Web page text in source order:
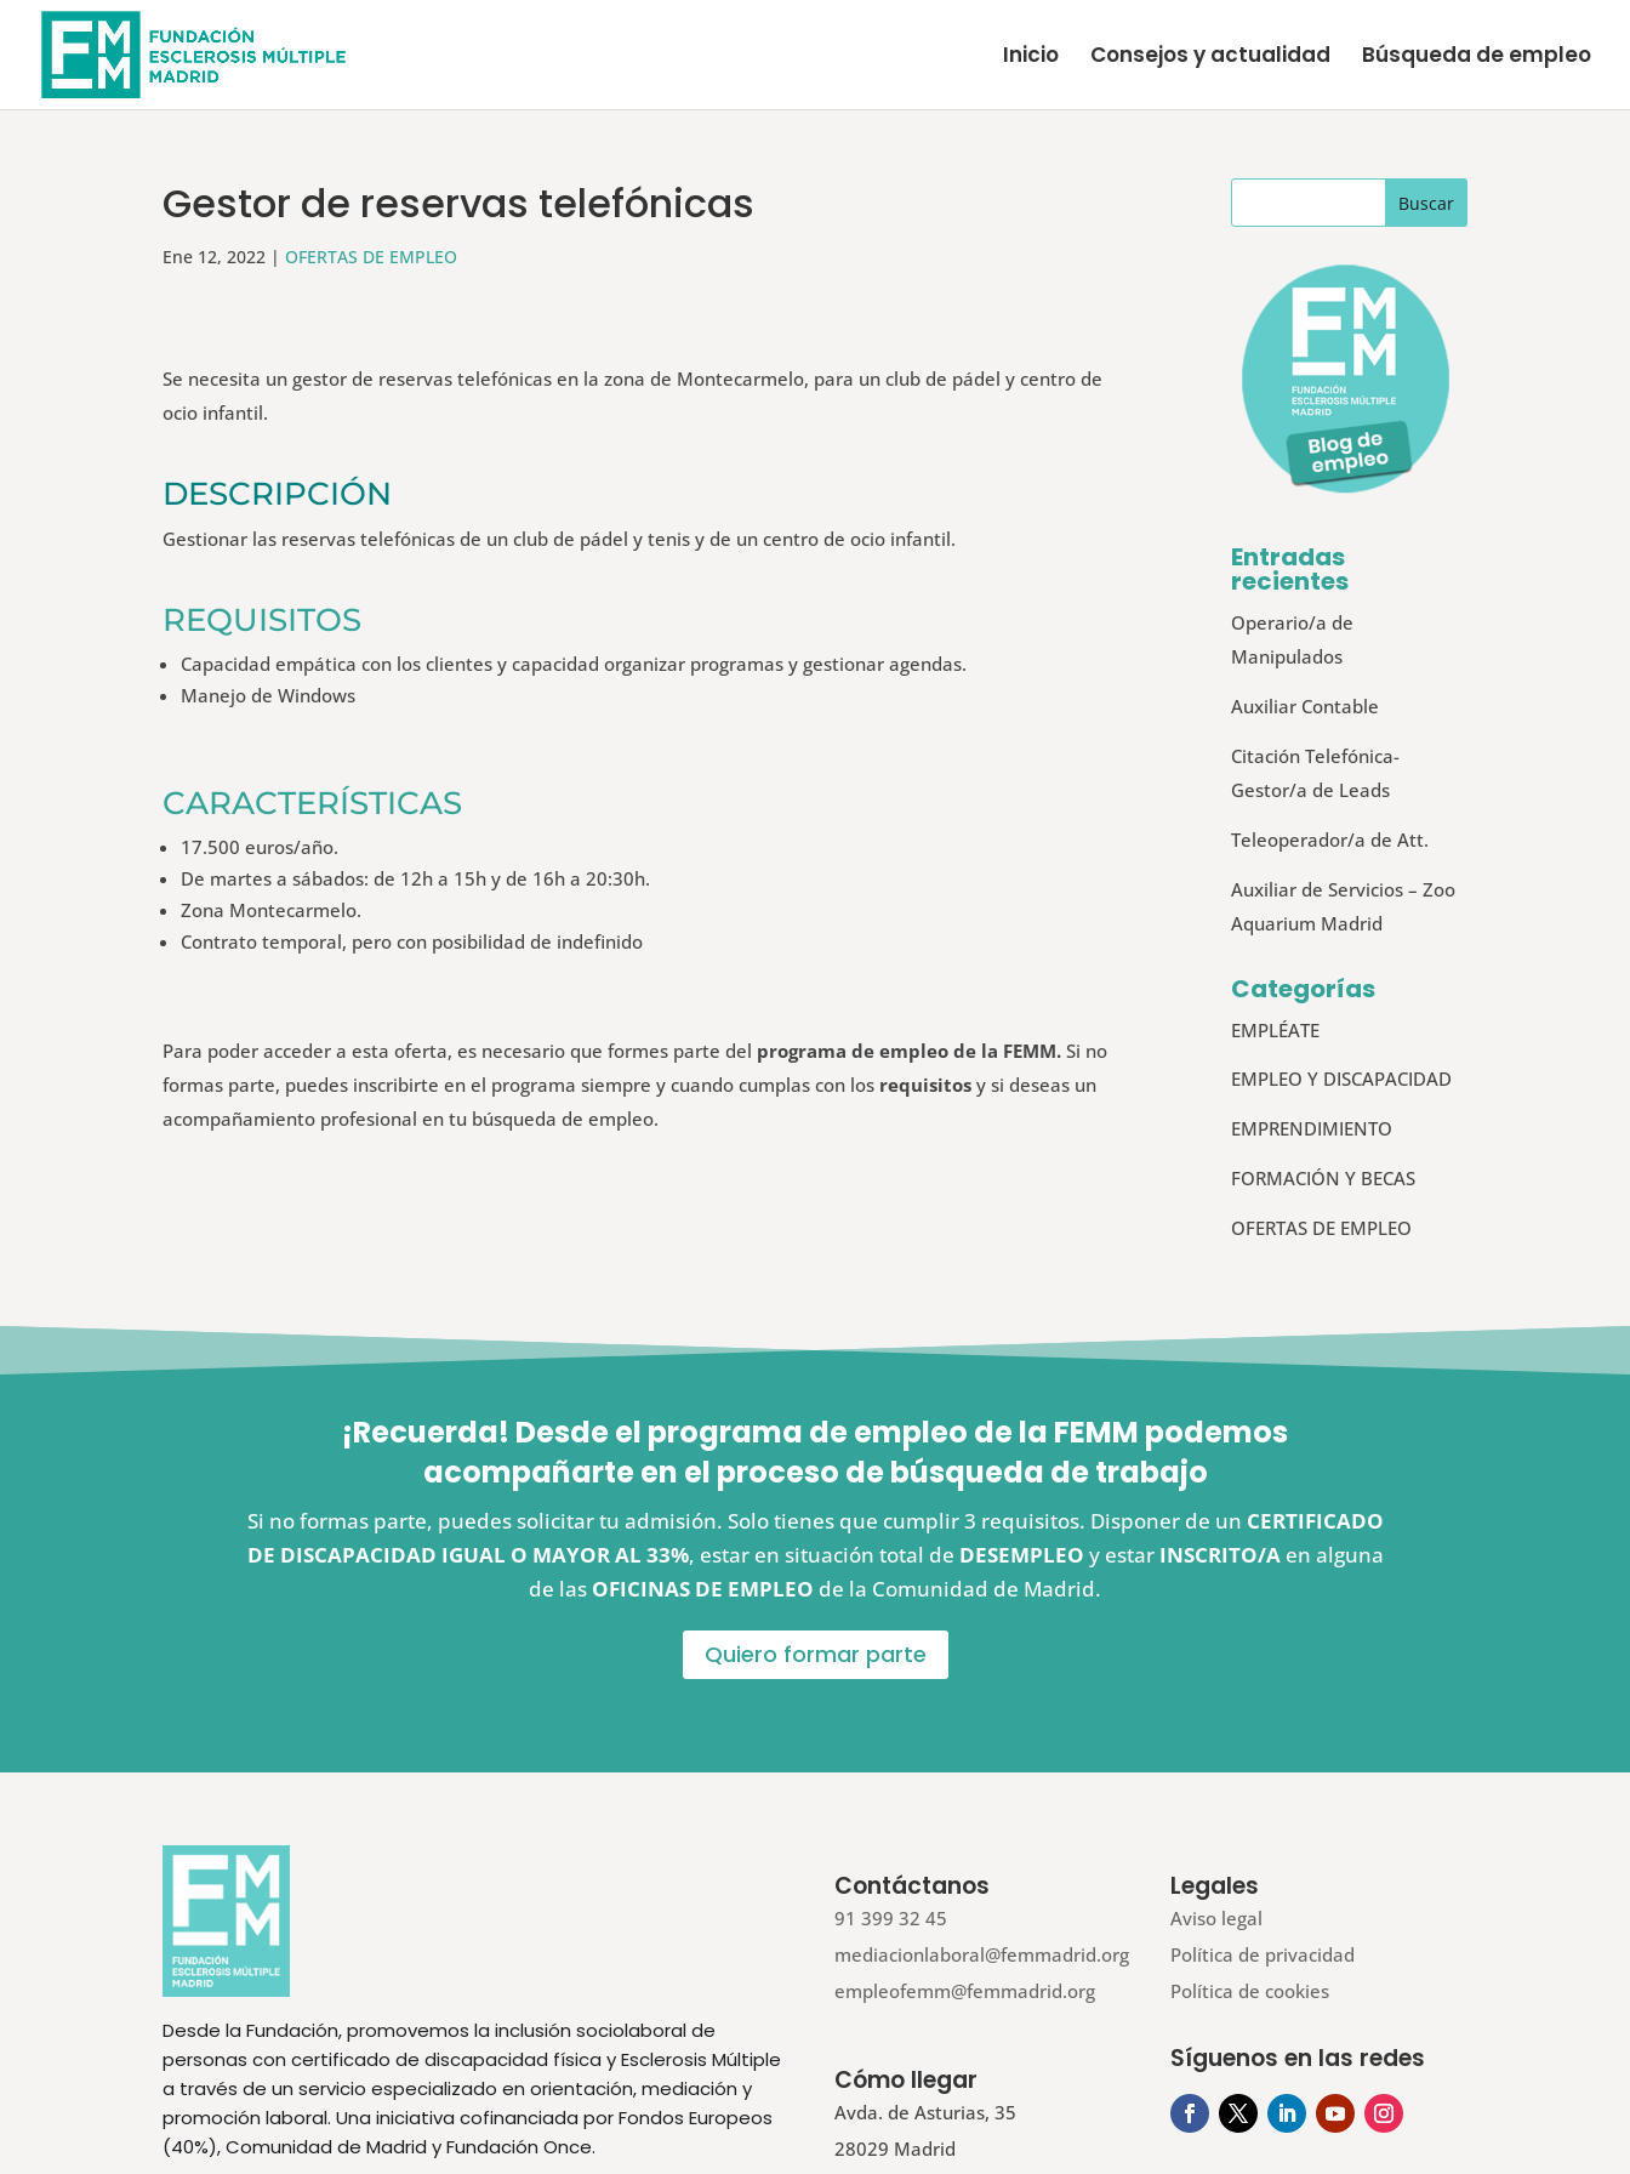
Inicio Consejos y actualidad Búsqueda de empleo
Gestor de reservas telefónicas
Ene 12, 2022 |OFERTAS DE EMPLEO
Se necesita un gestor de reservas telefónicas en la zona de Montecarmelo, para un club de pádel y centro de
ocio infantil.
DESCRIPCIÓN
Gestionar las reservas telefónicas de un club de pádel y tenis y de un centro de ocio infantil.
REQUISITOS
Capacidad empática con los clientes y capacidad organizar programas y gestionar agendas.
Manejo de Windows
CARACTERÍSTICAS
17.500 euros/año.
De martes a sábados: de 12h a 15h y de 16h a 20:30h.
Zona Montecarmelo.
Contrato temporal, pero con posibilidad de indefinido
Para poder acceder a esta oferta, es necesario que formes parte del programa de empleo de la FEMM. Si no
formas parte, puedes inscribirte en el programa siempre y cuando cumplas con los requisitos y si deseas un
acompañamiento profesional en tu búsqueda de empleo.
Entradas
recientes
Operario/a de
Manipulados
Auxiliar Contable
Citación Telefónica-
Gestor/a de Leads
Teleoperador/a de Att.
Auxiliar de Servicios – Zoo
Aquarium Madrid
Categorías
EMPLÉATE
EMPLEO Y DISCAPACIDAD
EMPRENDIMIENTO
FORMACIÓN Y BECAS
OFERTAS DE EMPLEO
¡Recuerda! Desde el programa de empleo de la FEMM podemos
acompañarte en el proceso de búsqueda de trabajo
Si no formas parte, puedes solicitar tu admisión. Solo tienes que cumplir 3 requisitos. Disponer de un CERTIFICADO
DE DISCAPACIDAD IGUAL O MAYOR AL 33%, estar en situación total de DESEMPLEO y estar INSCRITO/Aen alguna
de las OFICINAS DE EMPLEO de la Comunidad de Madrid.
Quiero formar parte
Desde la Fundación, promovemos la inclusión sociolaboral de
personas con certificado de discapacidad física y Esclerosis Múltiple
a través de un servicio especializado en orientación, mediación y
promoción laboral. Una iniciativa cofinanciada por Fondos Europeos
(40%), Comunidad de Madrid y Fundación Once.
Contáctanos
91 399 32 45
mediacionlaboral@femmadrid.org
empleofemm@femmadrid.org
Cómo llegar
Avda. de Asturias, 35
28029 Madrid
Legales
Aviso legal
Política de privacidad
Política de cookies
Síguenos en las redes